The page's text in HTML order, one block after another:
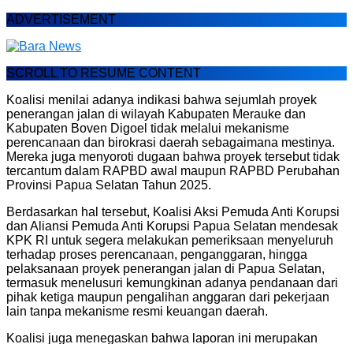
ADVERTISEMENT
SCROLL TO RESUME CONTENT
Koalisi menilai adanya indikasi bahwa sejumlah proyek
penerangan jalan di wilayah Kabupaten Merauke dan
Kabupaten Boven Digoel tidak melalui mekanisme
perencanaan dan birokrasi daerah sebagaimana mestinya.
Mereka juga menyoroti dugaan bahwa proyek tersebut tidak
tercantum dalam RAPBD awal maupun RAPBD Perubahan
Provinsi Papua Selatan Tahun 2025.
Berdasarkan hal tersebut, Koalisi Aksi Pemuda Anti Korupsi
dan Aliansi Pemuda Anti Korupsi Papua Selatan mendesak
KPK RI untuk segera melakukan pemeriksaan menyeluruh
terhadap proses perencanaan, penganggaran, hingga
pelaksanaan proyek penerangan jalan di Papua Selatan,
termasuk menelusuri kemungkinan adanya pendanaan dari
pihak ketiga maupun pengalihan anggaran dari pekerjaan
lain tanpa mekanisme resmi keuangan daerah.
Koalisi juga menegaskan bahwa laporan ini merupakan